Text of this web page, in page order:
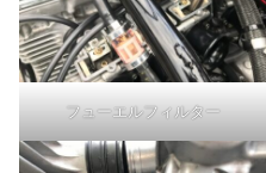
フューエルフィルター